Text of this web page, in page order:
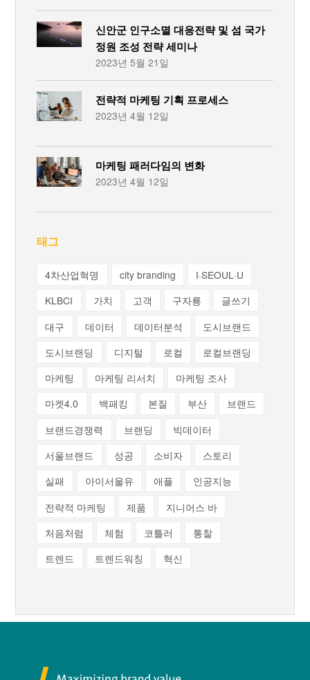
신안군 인구소멸 대응전략 및 섬 국가
정원 조성 전략 세미나
2023년 5월 21일
전략적 마케팅 기획 프로세스
2023년 4월 12일
마케팅 패러다임의 변화
2023년 4월 12일
태그
4차산업혁명 city branding
I·SEOUL·U
KLBCI
가치 고객 구자룡
글쓰기
대구
데이터 데이터분석
도시브랜드
도시브랜딩
디지털 로컬
로컬브랜딩
마케팅
마케팅 리서치
마케팅 조사
마켓4.0
백패킹 본질 부산
브랜드
브랜드경쟁력
브랜딩
빅데이터
서울브랜드
성공 소비자
스토리
실패
아이서울유 애플
인공지능
전략적 마케팅
제품
지니어스 바
처음처럼
체험 코틀러
통찰
트렌드
트렌드워칭 혁신